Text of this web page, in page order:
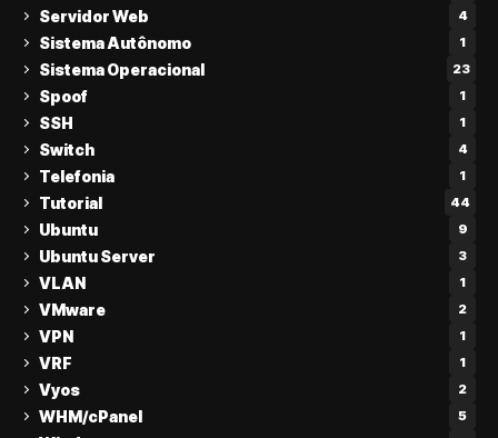
Servidor Web 4
Sistema Autônomo 1
Sistema Operacional 23
Spoof 1
SSH 1
Switch 4
Telefonia 1
Tutorial 44
Ubuntu 9
Ubuntu Server 3
VLAN 1
VMware 2
VPN 1
VRF 1
Vyos 2
WHM/cPanel 5